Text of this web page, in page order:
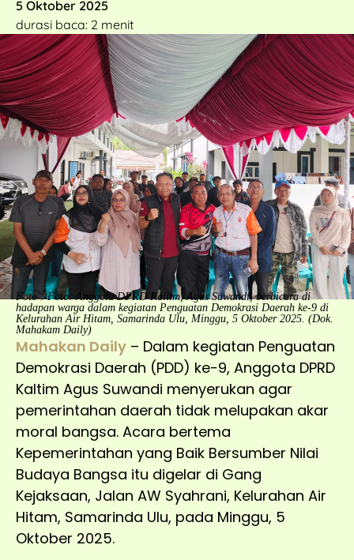
5 Oktober 2025
durasi baca: 2 menit
Foto : Foto: Anggota DPRD Kaltim, Agus Suwandi, berbicara di
hadapan warga dalam kegiatan Penguatan Demokrasi Daerah ke-9 di
Kelurahan Air Hitam, Samarinda Ulu, Minggu, 5 Oktober 2025. (Dok.
Mahakam Daily)
Mahakan Daily – Dalam kegiatan Penguatan
Demokrasi Daerah (PDD) ke-9, Anggota DPRD
Kaltim Agus Suwandi menyerukan agar
pemerintahan daerah tidak melupakan akar
moral bangsa. Acara bertema
Kepemerintahan yang Baik Bersumber Nilai
Budaya Bangsa itu digelar di Gang
Kejaksaan, Jalan AW Syahrani, Kelurahan Air
Hitam, Samarinda Ulu, pada Minggu, 5
Oktober 2025.